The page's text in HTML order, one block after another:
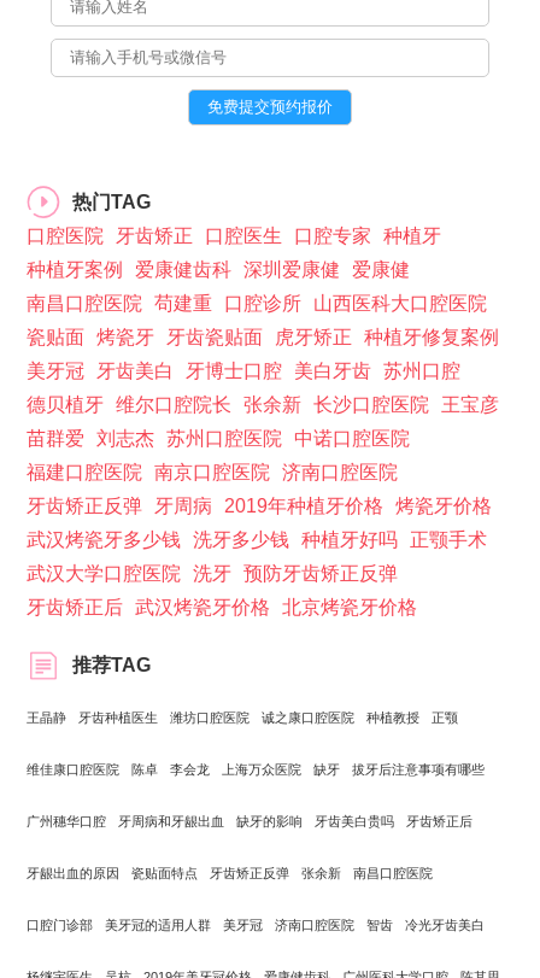
热门TAG
口腔医院
牙齿矫正 口腔医生 口腔专家
种植牙
种植牙案例
爱康健齿科 深圳爱康健
爱康健
南昌口腔医院
苟建重 口腔诊所
山西医科大口腔医院
瓷贴面
烤瓷牙 牙齿瓷贴面 虎牙矫正
种植牙修复案例
美牙冠
牙齿美白 牙博士口腔 美白牙齿
苏州口腔
德贝植牙
维尔口腔院长 张余新 长沙口腔医院
王宝彦
苗群爱
刘志杰 苏州口腔医院
中诺口腔医院
福建口腔医院
南京口腔医院
济南口腔医院
牙齿矫正反弹
牙周病 2019年种植牙价格
烤瓷牙价格
武汉烤瓷牙多少钱
洗牙多少钱 种植牙好吗
正颚手术
武汉大学口腔医院
洗牙
预防牙齿矫正反弹
牙齿矫正后
武汉烤瓷牙价格 北京烤瓷牙价格
推荐TAG
王晶静 牙齿种植医生 潍坊口腔医院 诚之康口腔医院 种植教授 正颚
维佳康口腔医院 陈卓 李会龙 上海万众医院 缺牙 拔牙后注意事项有哪些
广州穗华口腔 牙周病和牙龈出血 缺牙的影响 牙齿美白贵吗 牙齿矫正后
牙龈出血的原因 瓷贴面特点 牙齿矫正反弹 张余新 南昌口腔医院
口腔门诊部 美牙冠的适用人群 美牙冠 济南口腔医院 智齿 冷光牙齿美白